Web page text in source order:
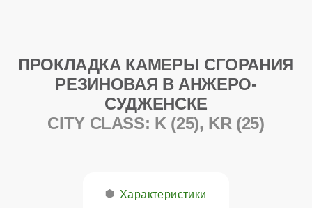
ПРОКЛАДКА КАМЕРЫ СГОРАНИЯ
РЕЗИНОВАЯ В АНЖЕРО-
СУДЖЕНСКЕ
CITY CLASS: K (25), KR (25)
Характеристики